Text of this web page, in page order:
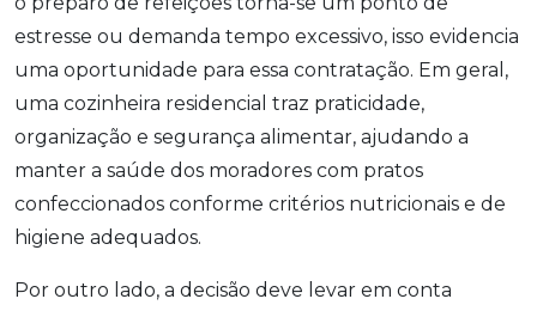
estresse ou demanda tempo excessivo, isso evidencia
uma oportunidade para essa contratação. Em geral,
uma cozinheira residencial traz praticidade,
organização e segurança alimentar, ajudando a
manter a saúde dos moradores com pratos
confeccionados conforme critérios nutricionais e de
higiene adequados.
Por outro lado, a decisão deve levar em conta